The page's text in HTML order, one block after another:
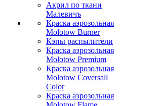
Акрил по ткани
Малевичъ
Краска аэрозольная
Molotow Burner
Кэпы распылители
Краска аэрозольная
Molotow Premium
Краска аэрозольная
Molotow Coversall
Color
Краска аэрозольная